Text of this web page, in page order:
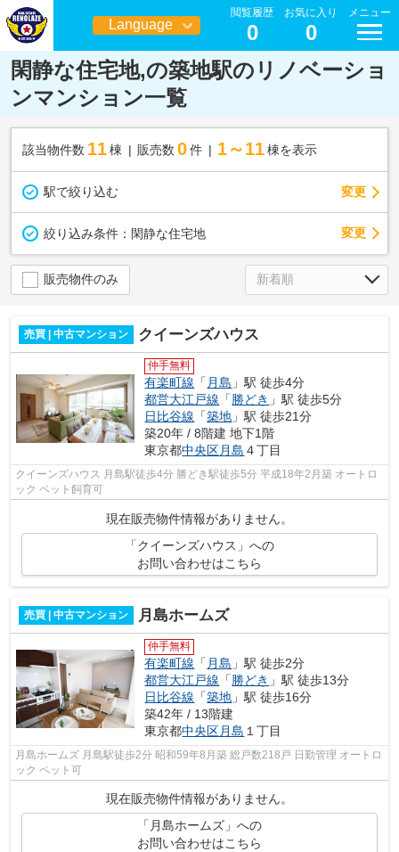
Language
日本語
閲覧履歴
0
お気に入り
0
メニュー
閑静な住宅地,の築地駅のリノベーショ
ンマンション一覧
該当物件数 11棟 販売数 0 件 1～11 棟を表示
駅で絞り込む 変更
絞り込み条件： 閑静な住宅地 変更
販売物件のみ
売買 | 中古マンション クイーンズハウス
仲手無料
有楽町線 「 月島 」駅 徒歩4分
都営大江戸線 「 勝どき 」駅 徒歩5分
日比谷線 「築地 」駅 徒歩21分
築20年 / 8階建 地下1階
東京都中央区月島 ４丁目
クイーンズハウス 月島駅徒歩4分 勝どき駅徒歩5分 平成18年2月築 オートロ
ック ペット飼育可
現在販売物件情報がありません。
「クイーンズハウス」への
お問い合わせはこちら
売買 | 中古マンション 月島ホームズ
仲手無料
有楽町線 「 月島 」駅 徒歩2分
都営大江戸線 「勝どき 」駅 徒歩13分
日比谷線 「築地 」駅 徒歩16分
築42年 / 13階建
東京都中央区月島 １丁目
月島ホームズ 月島駅徒歩2分 昭和59年8月築 総戸数218戸 日勤管理 オートロ
ック ペット可
現在販売物件情報がありません。
「月島ホームズ」への
お問い合わせはこちら